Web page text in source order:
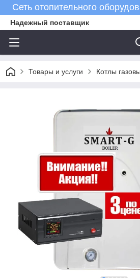
Сеть отопительного
Надежный поставщик
Товары и услуги Котлы